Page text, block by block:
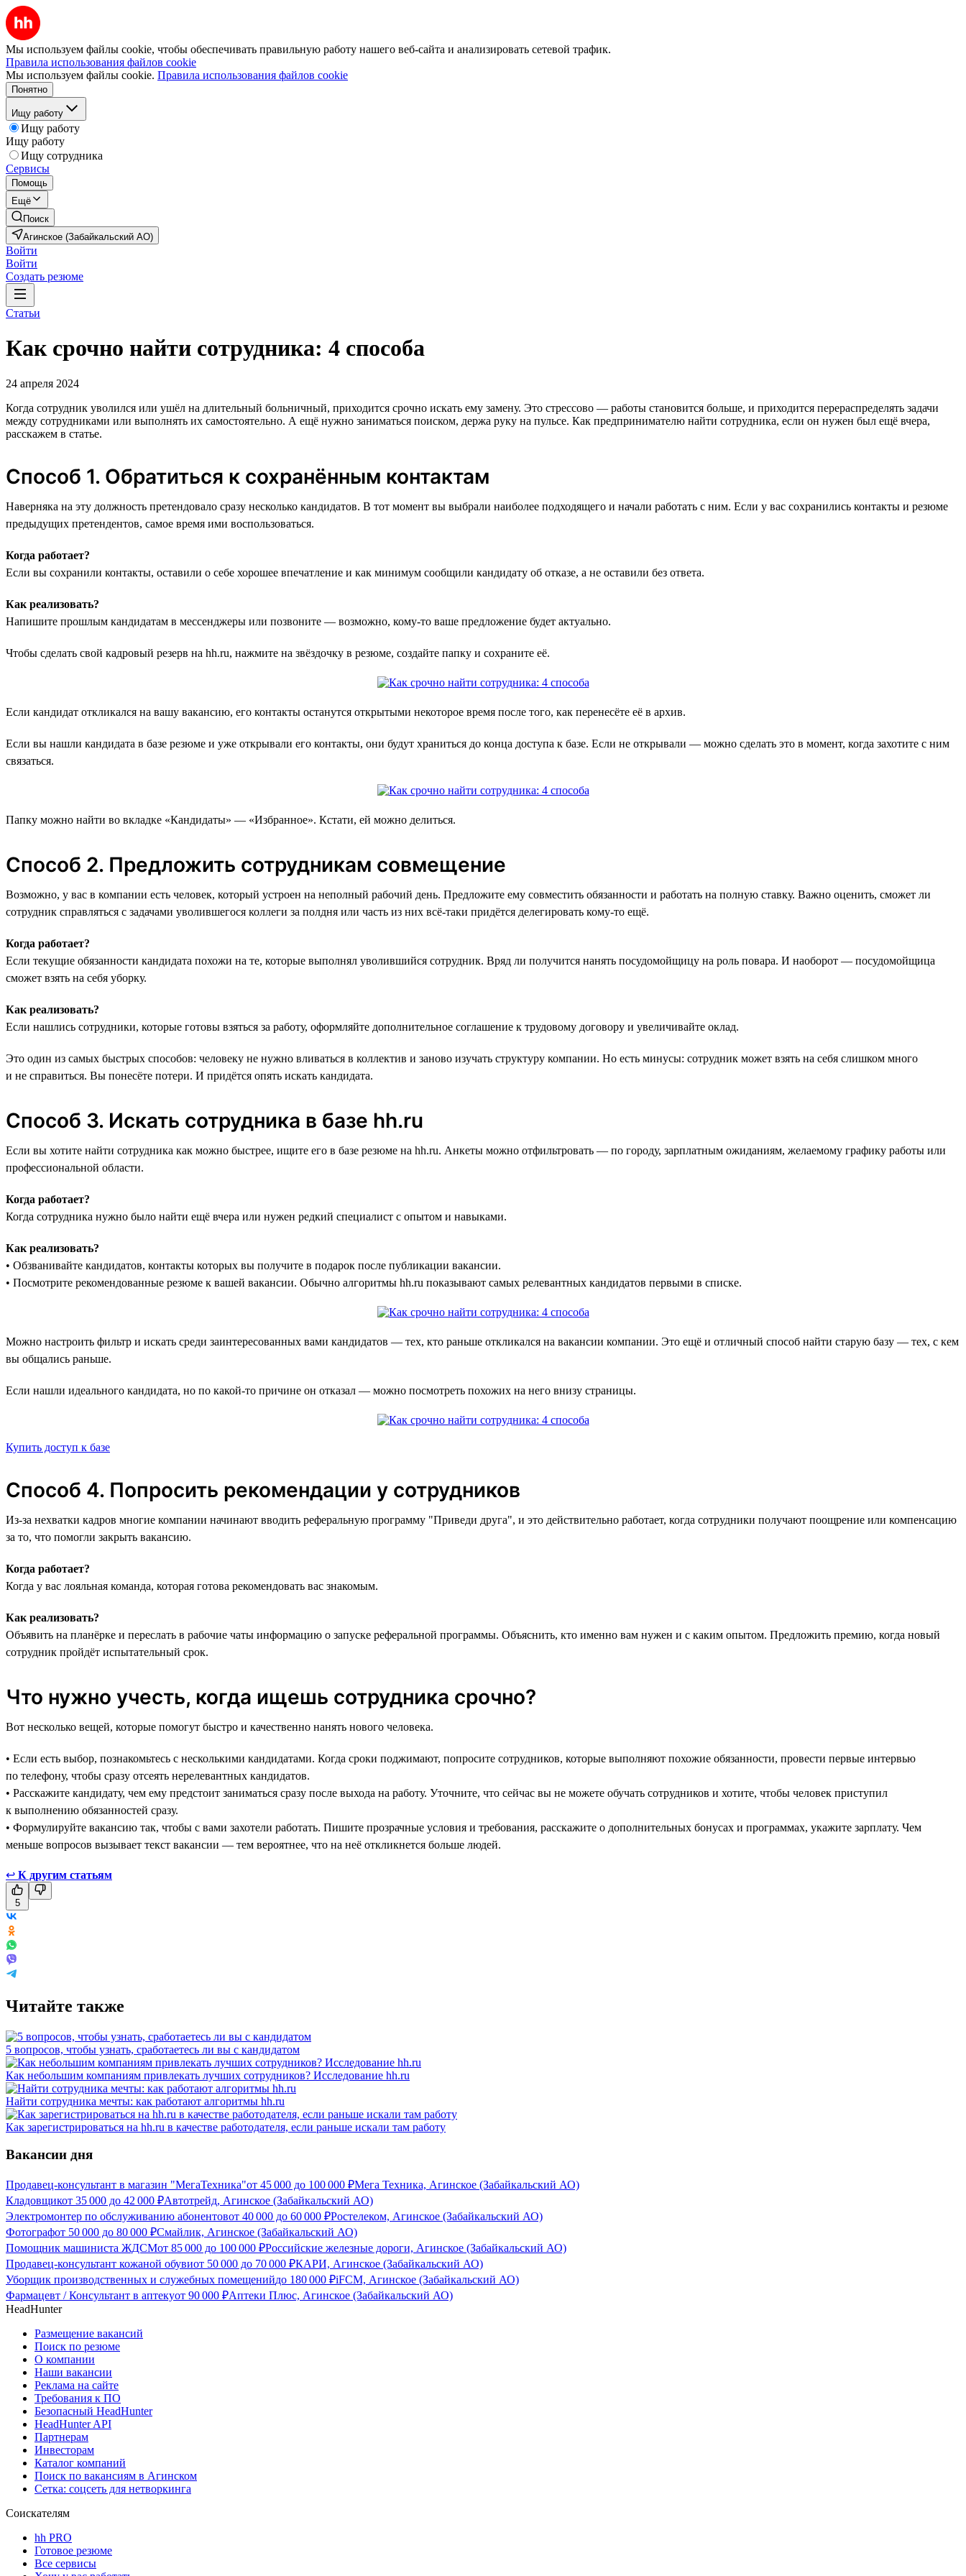
Мы используем файлы cookie, чтобы обеспечивать правильную работу нашего веб-сайта и анализировать сетевой трафик.
Правила использования файлов cookie
Мы используем файлы cookie. Правила использования файлов cookie
Понятно
Ищу работу
Ищу работу
Ищу работу
Ищу сотрудника
Сервисы
Помощь
Ещё
Поиск
Агинское (Забайкальский АО)
Войти
Войти
Создать резюме
Статьи
Как срочно найти сотрудника: 4 способа
24 апреля 2024
Когда сотрудник уволился или ушёл на длительный больничный, приходится срочно искать ему замену. Это стрессово — работы становится больше, и приходится перераспределять задачи
между сотрудниками или выполнять их самостоятельно. А ещё нужно заниматься поиском, держа руку на пульсе. Как предпринимателю найти сотрудника, если он нужен был ещё вчера,
расскажем в статье.
Способ 1. Обратиться к сохранённым контактам
Наверняка на эту должность претендовало сразу несколько кандидатов. В тот момент вы выбрали наиболее подходящего и начали работать с ним. Если у вас сохранились контакты и резюме
предыдущих претендентов, самое время ими воспользоваться.
Когда работает?
Если вы сохранили контакты, оставили о себе хорошее впечатление и как минимум сообщили кандидату об отказе, а не оставили без ответа.
Как реализовать?
Напишите прошлым кандидатам в мессенджеры или позвоните — возможно, кому-то ваше предложение будет актуально.
Чтобы сделать свой кадровый резерв на hh.ru, нажмите на звёздочку в резюме, создайте папку и сохраните её.
Если кандидат откликался на вашу вакансию, его контакты останутся открытыми некоторое время после того, как перенесёте её в архив.
Если вы нашли кандидата в базе резюме и уже открывали его контакты, они будут храниться до конца доступа к базе. Если не открывали — можно сделать это в момент, когда захотите с ним
связаться.
Папку можно найти во вкладке «‎Кандидаты» — «Избранное». Кстати, ей можно делиться.
Способ 2. Предложить сотрудникам совмещение
Возможно, у вас в компании есть человек, который устроен на неполный рабочий день. Предложите ему совместить обязанности и работать на полную ставку. Важно оценить, сможет ли
сотрудник справляться с задачами уволившегося коллеги за полдня или часть из них всё-таки придётся делегировать кому-то ещё.
Когда работает?
Если текущие обязанности кандидата похожи на те, которые выполнял уволившийся сотрудник. Вряд ли получится нанять посудомойщицу на роль повара. И наоборот — посудомойщица
сможет взять на себя уборку.
Как реализовать?
Если нашлись сотрудники, которые готовы взяться за работу, оформляйте дополнительное соглашение к трудовому договору и увеличивайте оклад.
Это один из самых быстрых способов: человеку не нужно вливаться в коллектив и заново изучать структуру компании. Но есть минусы: сотрудник может взять на себя слишком много
и не справиться. Вы понесёте потери. И придётся опять искать кандидата.
Способ 3. Искать сотрудника в базе hh.ru
Если вы хотите найти сотрудника как можно быстрее, ищите его в базе резюме на hh.ru‎. Анкеты можно отфильтровать — по городу, зарплатным ожиданиям, желаемому графику работы или
профессиональной области.
Когда работает?
Когда сотрудника нужно было найти ещё вчера или нужен редкий специалист с опытом и навыками.
Как реализовать?
• Обзванивайте кандидатов, контакты которых вы получите в подарок после публикации вакансии.
• Посмотрите рекомендованные резюме к вашей вакансии. Обычно алгоритмы hh.ru показывают самых релевантных кандидатов первыми в списке.
Можно настроить фильтр и искать среди заинтересованных вами кандидатов — тех, кто раньше откликался на вакансии компании. Это ещё и отличный способ найти старую базу — тех, с кем
вы общались раньше.
Если нашли идеального кандидата, но по какой-то причине он отказал — можно посмотреть похожих на него внизу страницы.
Купить доступ к базе
Способ 4. Попросить рекомендации у сотрудников
Из-за нехватки кадров многие компании начинают вводить реферальную программу "‎Приведи друга",‎ и это действительно работает, когда сотрудники получают поощрение или компенсацию
за то, что помогли закрыть вакансию.
Когда работает?
Когда у вас лояльная команда, которая готова рекомендовать вас знакомым.
Как реализовать?
Объявить на планёрке и переслать в рабочие чаты информацию о запуске реферальной программы. Объяснить, кто именно вам нужен и с каким опытом. Предложить премию, когда новый
сотрудник пройдёт испытательный срок.
Что нужно учесть, когда ищешь сотрудника срочно?
Вот несколько вещей, которые помогут быстро и качественно нанять нового человека.
• Если есть выбор, познакомьтесь с несколькими кандидатами. Когда сроки поджимают, попросите сотрудников, которые выполняют похожие обязанности, провести первые интервью
по телефону, чтобы сразу отсеять нерелевантных кандидатов.
• Расскажите кандидату, чем ему предстоит заниматься сразу после выхода на работу. Уточните, что сейчас вы не можете обучать сотрудников и хотите, чтобы человек приступил
к выполнению обязанностей сразу.
• Формулируйте вакансию так, чтобы с вами захотели работать. Пишите прозрачные условия и требования, расскажите о дополнительных бонусах и программах, укажите зарплату. Чем
меньше вопросов вызывает текст вакансии — тем вероятнее, что на неё откликнется больше людей.
↩ К другим статьям
5
Читайте также
5 вопросов, чтобы узнать, сработаетесь ли вы с кандидатом
Как небольшим компаниям привлекать лучших сотрудников? Исследование hh.ru
Найти сотрудника мечты: как работают алгоритмы hh.ru
Как зарегистрироваться на hh.ru в качестве работодателя, если раньше искали там работу
Вакансии дня
Продавец-консультант в магазин "МегаТехника"от 45 000 до 100 000 ₽Мега Техника, Агинское (Забайкальский АО)
Кладовщикот 35 000 до 42 000 ₽Автотрейд, Агинское (Забайкальский АО)
Электромонтер по обслуживанию абонентовот 40 000 до 60 000 ₽Ростелеком, Агинское (Забайкальский АО)
Фотографот 50 000 до 80 000 ₽Смайлик, Агинское (Забайкальский АО)
Помощник машиниста ЖДСМот 85 000 до 100 000 ₽Российские железные дороги, Агинское (Забайкальский АО)
Продавец-консультант кожаной обувиот 50 000 до 70 000 ₽КАРИ, Агинское (Забайкальский АО)
Уборщик производственных и служебных помещенийдо 180 000 ₽iFCM, Агинское (Забайкальский АО)
Фармацевт / Консультант в аптекуот 90 000 ₽Аптеки Плюс, Агинское (Забайкальский АО)
HeadHunter
Размещение вакансий
Поиск по резюме
О компании
Наши вакансии
Реклама на сайте
Требования к ПО
Безопасный HeadHunter
HeadHunter API
Партнерам
Инвесторам
Каталог компаний
Поиск по вакансиям в Агинском
Сетка: соцсеть для нетворкинга
Соискателям
hh PRO
Готовое резюме
Все сервисы